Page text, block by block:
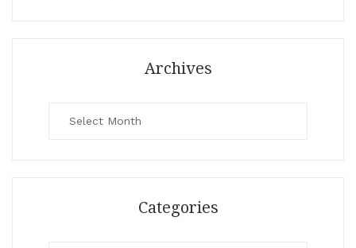
Archives
Categories